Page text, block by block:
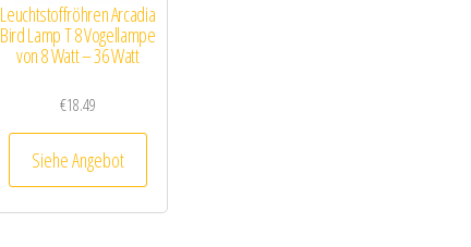
Leuchtstoffröhren Arcadia
Bird Lamp T 8 Vogellampe
von 8 Watt – 36 Watt
€18.49
Siehe Angebot